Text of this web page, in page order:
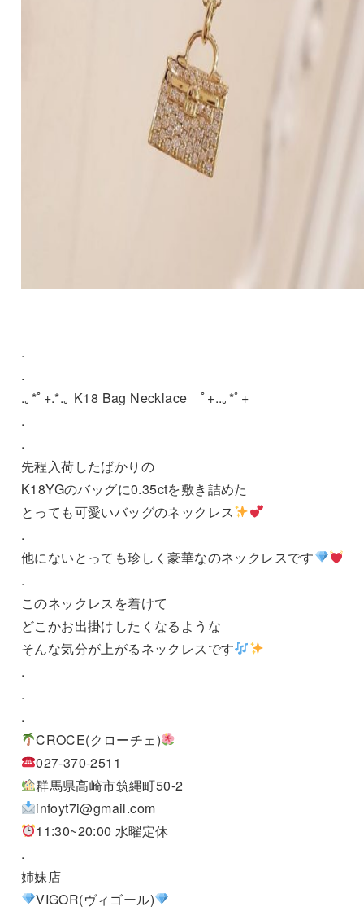
.
.
.｡*ﾟ+.*.｡ K18 Bag Necklace ﾟ+..｡*ﾟ+
.
.
先程入荷したばかりの
K18YGのバッグに0.35ctを敷き詰めた
とっても可愛いバッグのネックレス
.
他にないとっても珍しく豪華なのネックレスです
.
このネックレスを着けて
どこかお出掛けしたくなるような
そんな気分が上がるネックレスです
.
.
.
CROCE(クローチェ)
027-370-2511
群馬県高崎市筑縄町50-2
infoyt7i@gmail.com
11:30~20:00 水曜定休
.
姉妹店
VIGOR(ヴィゴール)